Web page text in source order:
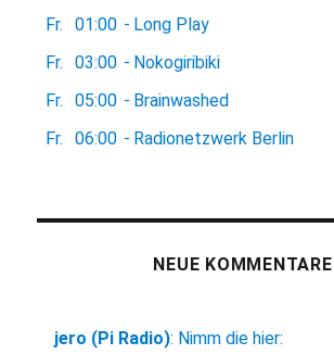
Fr.
01:00 - Long Play
Fr.
03:00 - Nokogiribiki
Fr.
05:00 - Brainwashed
Fr.
06:00 - Radionetzwerk Berlin
NEUE KOMMENTARE
jero (Pi Radio): Nimm die hier: